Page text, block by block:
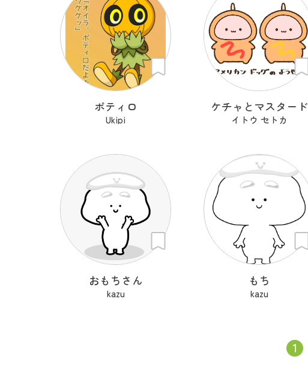
ポティロ
Ukipi
ケチャとマスタード
イトウ セトカ
おもちさん
kazu
もち
kazu
1